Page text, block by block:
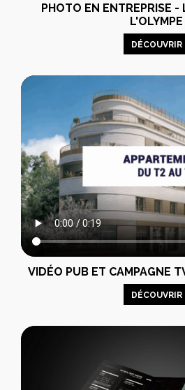
PHOTO EN ENTREPRISE -
L'OLYMPE
DÉCOUVRIR
VIDÉO PUB ET CAMPAGNE
DÉCOUVRIR